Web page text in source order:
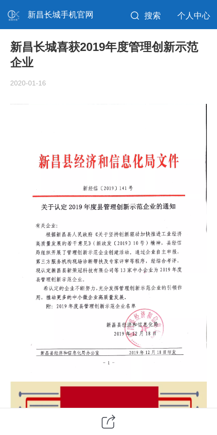
新昌长城手机官网 搜索 个人中心
新昌长城喜获2019年度管理创新示范
企业
2020-01-16